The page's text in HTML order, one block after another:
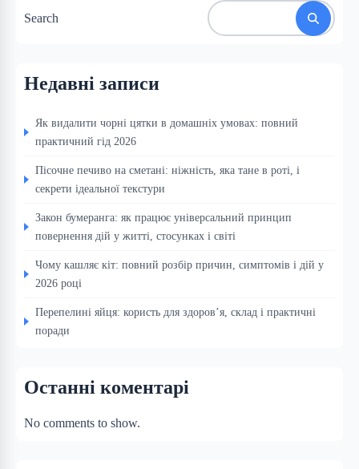
Search
Недавні записи
Як видалити чорні цятки в домашніх умовах: повний
практичний гід 2026
Пісочне печиво на сметані: ніжність, яка тане в роті, і
секрети ідеальної текстури
Закон бумеранга: як працює універсальний принцип
повернення дій у житті, стосунках і світі
Чому кашляє кіт: повний розбір причин, симптомів і дій у
2026 році
Перепелині яйця: користь для здоров’я, склад і практичні
поради
Останні коментарі
No comments to show.